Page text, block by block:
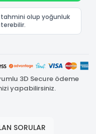
olup yoğunluk
3D Secure ödeme
yapabilirsiniz.
SORULAR